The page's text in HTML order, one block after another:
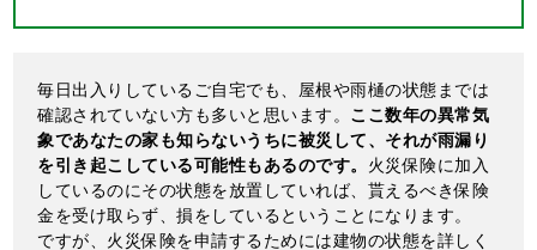
毎日出入りしているご自宅でも、屋根や雨樋の状態までは
確認されていない方も多いと思います。 ここ数年の異常気
象であなたの家も知らないうちに被災して、それが雨漏り
を引き起こしている可能性もあるのです。 火災保険に加入
しているのにその状態を放置していれば、貰えるべき保険
金を受け取らず、損をしているということになります。
ですが、火災保険を申請するためには建物の状態を詳しく